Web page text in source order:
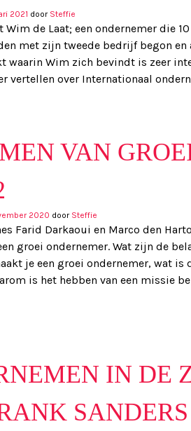
2021 door Steffie
de Laat; een ondernemer die
met zijn tweede bedrijf begon
waarin Wim zich bevindt is zeer
vertellen over Internationaal
VAN
2020 door Steffie
Farid Darkaoui en Marco den
groei ondernemer. Wat zijn de
je een groei ondernemer, wat
is het hebben van een missie
IN DE
SANDERS